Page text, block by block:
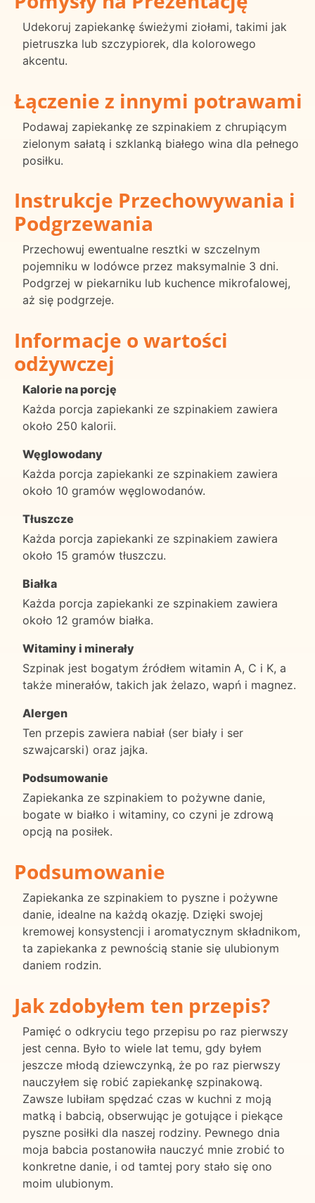
Udekoruj zapiekankę świeżymi ziołami, takimi jak
pietruszka lub szczypiorek, dla kolorowego
akcentu.
Łączenie z innymi potrawami
Podawaj zapiekankę ze szpinakiem z chrupiącym
zielonym sałatą i szklanką białego wina dla pełnego
posiłku.
Instrukcje Przechowywania i
Podgrzewania
Przechowuj ewentualne resztki w szczelnym
pojemniku w lodówce przez maksymalnie 3 dni.
Podgrzej w piekarniku lub kuchence mikrofalowej,
aż się podgrzeje.
Informacje o wartości
odżywczej
Kalorie na porcję
Każda porcja zapiekanki ze szpinakiem zawiera
około 250 kalorii.
Węglowodany
Każda porcja zapiekanki ze szpinakiem zawiera
około 10 gramów węglowodanów.
Tłuszcze
Każda porcja zapiekanki ze szpinakiem zawiera
około 15 gramów tłuszczu.
Białka
Każda porcja zapiekanki ze szpinakiem zawiera
około 12 gramów białka.
Witaminy i minerały
Szpinak jest bogatym źródłem witamin A, C i K, a
także minerałów, takich jak żelazo, wapń i magnez.
Alergen
Ten przepis zawiera nabiał (ser biały i ser
szwajcarski) oraz jajka.
Podsumowanie
Zapiekanka ze szpinakiem to pożywne danie,
bogate w białko i witaminy, co czyni je zdrową
opcją na posiłek.
Podsumowanie
Zapiekanka ze szpinakiem to pyszne i pożywne
danie, idealne na każdą okazję. Dzięki swojej
kremowej konsystencji i aromatycznym składnikom,
ta zapiekanka z pewnością stanie się ulubionym
daniem rodzin.
Jak zdobyłem ten przepis?
Pamięć o odkryciu tego przepisu po raz pierwszy
jest cenna. Było to wiele lat temu, gdy byłem
jeszcze młodą dziewczynką, że po raz pierwszy
nauczyłem się robić zapiekankę szpinakową.
Zawsze lubiłam spędzać czas w kuchni z moją
matką i babcią, obserwując je gotujące i piekące
pyszne posiłki dla naszej rodziny. Pewnego dnia
moja babcia postanowiła nauczyć mnie zrobić to
konkretne danie, i od tamtej pory stało się ono
moim ulubionym.